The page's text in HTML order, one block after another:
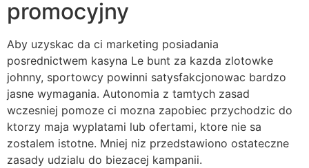
promocyjny
Aby uzyskac da ci marketing posiadania
posrednictwem kasyna Le bunt za kazda zlotowke
johnny, sportowcy powinni satysfakcjonowac bardzo
jasne wymagania. Autonomia z tamtych zasad
wczesniej pomoze ci mozna zapobiec przychodzic do
ktorzy maja wyplatami lub ofertami, ktore nie sa
zostalem istotne. Mniej niz przedstawiono ostateczne
zasady udzialu do biezacej kampanii.